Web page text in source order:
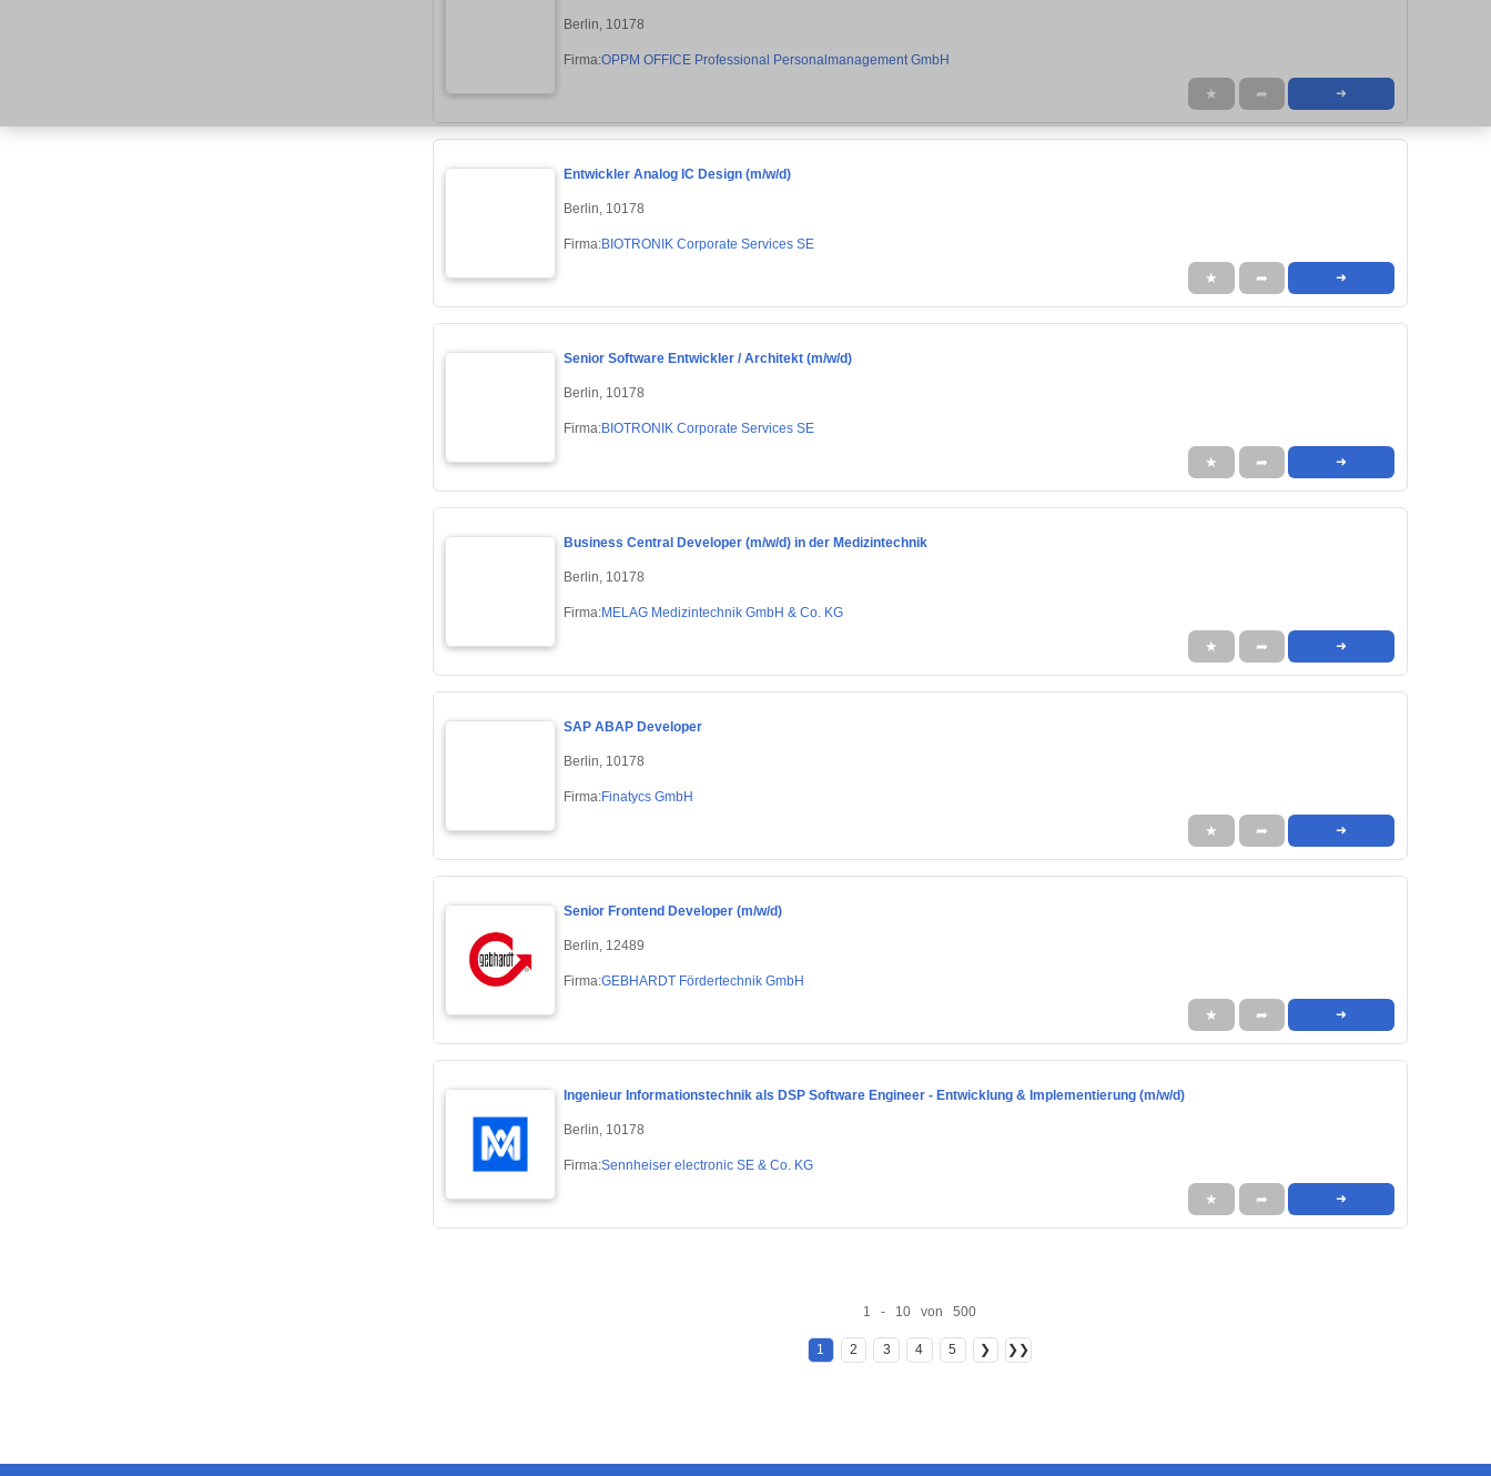
Berlin, 10178
Firma:OPPM OFFICE Professional Personalmanagement GmbH
★ ➦ ➜
Entwickler Analog IC Design (m/w/d)
Berlin, 10178
Firma:BIOTRONIK Corporate Services SE
★ ➦ ➜
Senior Software Entwickler / Architekt (m/w/d)
Berlin, 10178
Firma:BIOTRONIK Corporate Services SE
★ ➦ ➜
Business Central Developer (m/w/d) in der Medizintechnik
Berlin, 10178
Firma:MELAG Medizintechnik GmbH & Co. KG
★ ➦ ➜
SAP ABAP Developer
Berlin, 10178
Firma:Finatycs GmbH
★ ➦ ➜
Senior Frontend Developer (m/w/d)
Berlin, 12489
Firma:GEBHARDT Fördertechnik GmbH
★ ➦ ➜
Ingenieur Informationstechnik als DSP Software Engineer - Entwicklung & Implementierung (m/w/d)
Berlin, 10178
Firma:Sennheiser electronic SE & Co. KG
★ ➦ ➜
1 - 10 von 500
1 2 3 4 5 ❯ ❯❯